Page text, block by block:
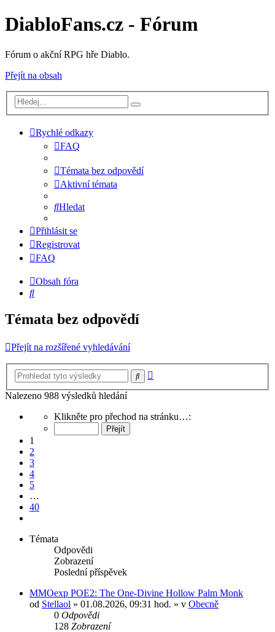
DiabloFans.cz - Fórum
Fórum o akční RPG hře Diablo.
Přejít na obsah
Rychlé odkazy
FAQ
Témata bez odpovědí
Aktivní témata
Hledat
Přihlásit se
Registrovat
FAQ
Obsah fóra
Hledat
Témata bez odpovědí
Přejít na rozšířené vyhledávání
Hledat
Nalezeno 988 výsledků hledání
Stránka
z
40
Klikněte pro přechod na stránku…:
1
2
3
4
5
…
40
Témata
Odpovědi
Zobrazení
Poslední příspěvek
MMOexp POE2: The One-Divine Hollow Palm Monk
od Stellaol » 01.08.2026, 09:31 hod. » v Obecně
0 Odpovědi
128 Zobrazení